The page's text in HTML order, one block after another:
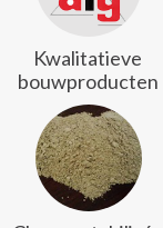
Kwalitatieve
bouwproducten